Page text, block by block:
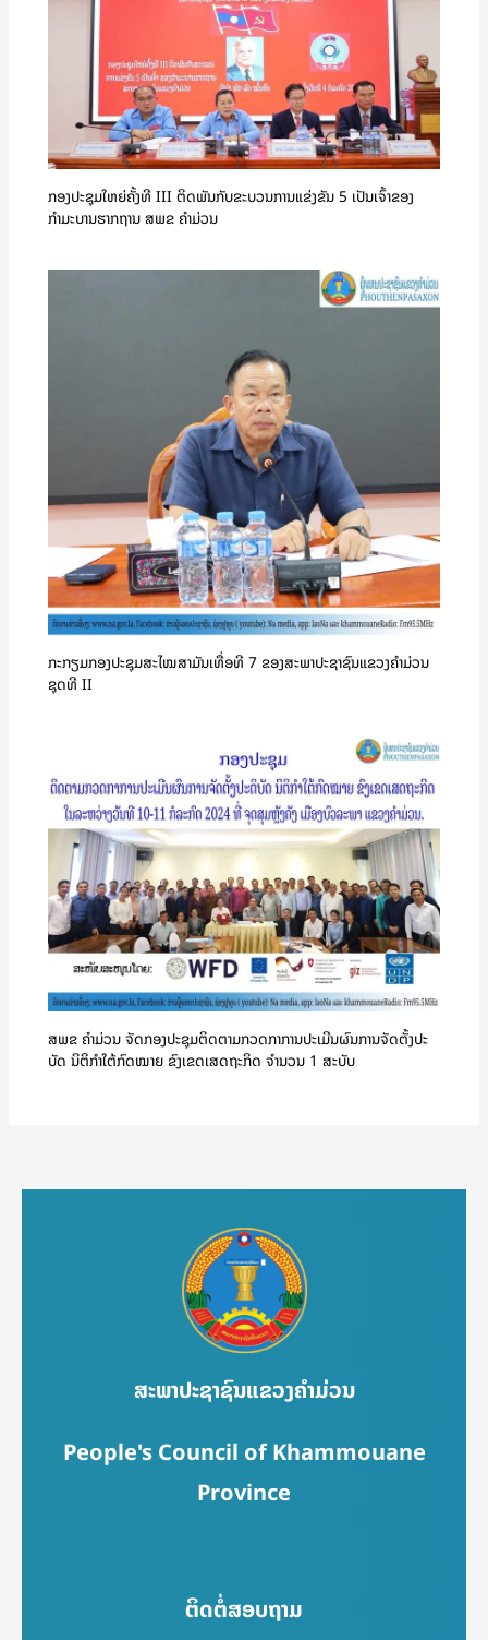
ກອງປະຊຸມໃຫຍ່ຄັ້ງທີ III ຕິດພັນກັບຂະບວນການແຂ່ງຂັນ 5 ເປັນເຈົ້າຂອງ
ກຳມະບານຮາກຖານ ສພຂ ຄໍາມ່ວນ
ກະກຽມກອງປະຊຸມສະໄໝສາມັນເທື່ອທີ 7 ຂອງສະພາປະຊາຊົນແຂວງຄໍາມ່ວນ
ຊຸດທີ II
ສພຂ ຄໍາມ່ວນ ຈັດກອງປະຊຸມຕິດຕາມກວດກາການປະເມີນຜົນການຈັດຕັ້ງປະ
ບັດ ນິຕິກຳໃຕ້ກົດໝາຍ ຂົງເຂດເສດຖະກິດ ຈໍານວນ 1 ສະບັບ
ສະພາປະຊາຊົນແຂວງຄຳມ່ວນ
People's Council of Khammouane
Province
ຕິດຕໍ່ສອບຖາມ